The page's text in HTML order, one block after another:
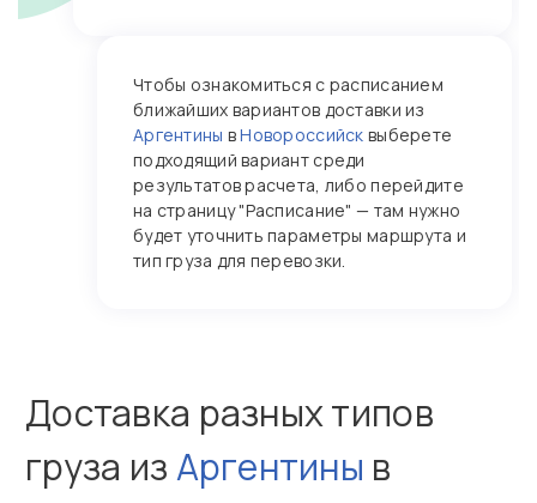
Чтобы ознакомиться с расписанием
ближайших вариантов доставки из
Аргентины вНовороссийск выберете
подходящий вариант среди
результатов расчета, либо перейдите
на страницу "Расписание" — там нужно
будет уточнить параметры маршрута и
тип груза для перевозки.
Доставка разных типов
груза изАргентины в